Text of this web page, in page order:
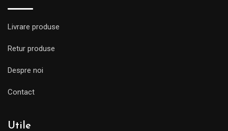
Livrare produse
Retur produse
Despre noi
Contact
Utile